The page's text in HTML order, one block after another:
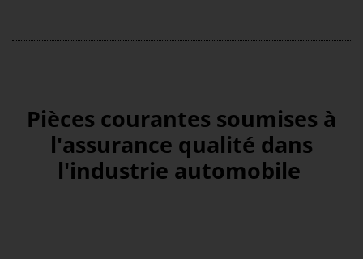
Pièces courantes soumises à
l'assurance qualité dans
l'industrie automobile